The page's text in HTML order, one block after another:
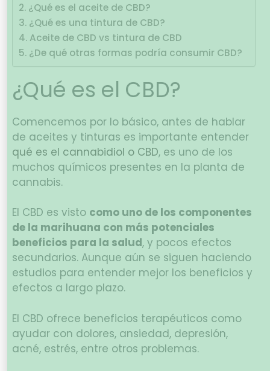
¿Qué es el aceite de CBD?
¿Qué es una tintura de CBD?
Aceite de CBD vs tintura de CBD
¿De qué otras formas podría consumir CBD?
¿Qué es el CBD?
Comencemos por lo básico, antes de hablar
de aceites y tinturas es importante entender
qué es el cannabidiol o CBD, es uno de los
muchos químicos presentes en la planta de
cannabis.
El CBD es visto como uno de los componentes
de la marihuana con más potenciales
beneficios para la salud, y pocos efectos
secundarios. Aunque aún se siguen haciendo
estudios para entender mejor los beneficios y
efectos a largo plazo.
El CBD ofrece beneficios terapéuticos como
ayudar con dolores, ansiedad, depresión,
acné, estrés, entre otros problemas.